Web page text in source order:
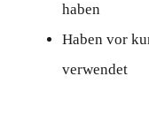
haben
Haben vor
verwendet